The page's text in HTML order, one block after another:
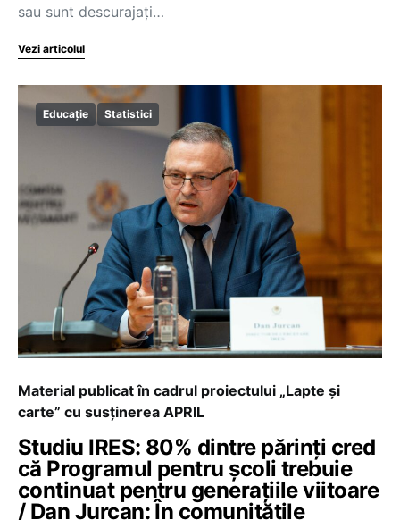
sau sunt descurajați…
Vezi articolul
Educație Statistici
Material publicat în cadrul proiectului „Lapte și
carte” cu susținerea APRIL
Studiu IRES: 80% dintre părinți cred
că Programul pentru școli trebuie
continuat pentru generațiile viitoare
/ Dan Jurcan: În comunitățile